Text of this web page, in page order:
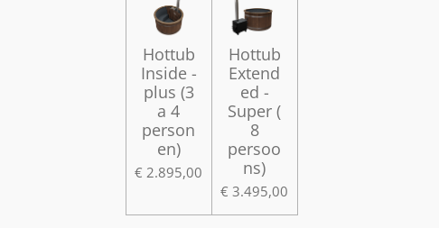
Hottub
Inside -
plus (3
a 4
person
en)
€ 2.895,00
Hottub
Extend
ed -
Super (
8
persoo
ns)
€ 3.495,00